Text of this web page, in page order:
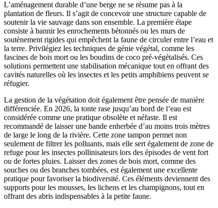
L’aménagement durable d’une berge ne se résume pas à la
plantation de fleurs. Il s’agit de concevoir une structure capable de
soutenir la vie sauvage dans son ensemble. La première étape
consiste à bannir les enrochements bétonnés ou les murs de
soutènement rigides qui empêchent la faune de circuler entre l’eau et
la terre. Privilégiez les techniques de génie végétal, comme les
fascines de bois mort ou les boudins de coco pré-végétalisés. Ces
solutions permettent une stabilisation mécanique tout en offrant des
cavités naturelles où les insectes et les petits amphibiens peuvent se
réfugier.
La gestion de la végétation doit également être pensée de manière
différenciée. En 2026, la tonte rase jusqu’au bord de l’eau est
considérée comme une pratique obsolète et néfaste. Il est
recommandé de laisser une bande enherbée d’au moins trois mètres
de large le long de la rivière. Cette zone tampon permet non
seulement de filtrer les polluants, mais elle sert également de zone de
refuge pour les insectes pollinisateurs lors des épisodes de vent fort
ou de fortes pluies. Laisser des zones de bois mort, comme des
souches ou des branches tombées, est également une excellente
pratique pour favoriser la biodiversité. Ces éléments deviennent des
supports pour les mousses, les lichens et les champignons, tout en
offrant des abris indispensables à la petite faune.